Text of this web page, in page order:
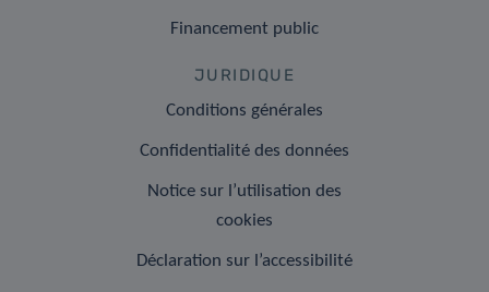
Financement public
JURIDIQUE
Conditions générales
Confidentialité des données
Notice sur l’utilisation des
cookies
Déclaration sur l’accessibilité